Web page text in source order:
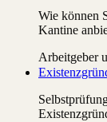
Wie können
Kantine
Arbeitgeber